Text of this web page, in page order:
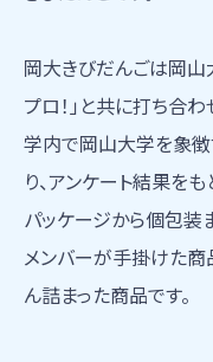
岡大きびだんごは岡山
プロ！」と共に打ち合
学内で岡山大学を象徴
り、アンケート結果を
パッケージから個包装
メンバーが手掛けた商
ん詰まった商品です。